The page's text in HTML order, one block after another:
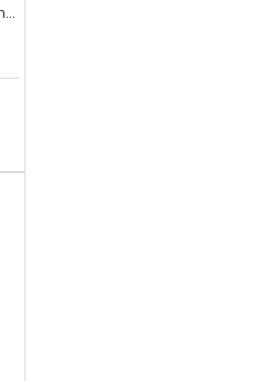
OPI Lak za nokte Living On the Bula-vard!